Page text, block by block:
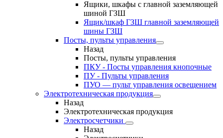
Ящики, шкафы с главной заземляющей
шиной ГЗШ
Ящик/шкаф ГЗШ главной заземляющей
шины ГЗШ
Посты, пульты управления
Назад
Посты, пульты управления
ПКУ - Посты управления кнопочные
ПУ - Пульты управления
ПУО — пульт управления освещением
Электротехническая продукция
Назад
Электротехническая продукция
Электросчетчики
Назад